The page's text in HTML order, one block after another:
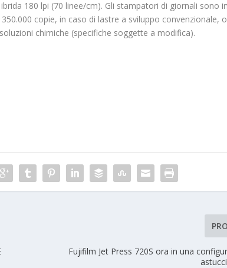
180 lpi (70 linee/cm). Gli stampatori di giornali sono in
copie, in caso di lastre a sviluppo convenzionale, o
chimiche (specifiche soggette a modifica).
Fujifilm Jet Press 720S ora in una